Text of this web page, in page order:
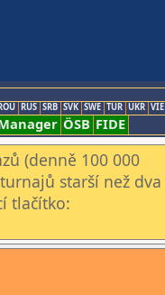
RUS SRB SVK SWE TUR UKR VIE
ÖSB FIDE
(denně 100 000
starší než dva
tlačítko: